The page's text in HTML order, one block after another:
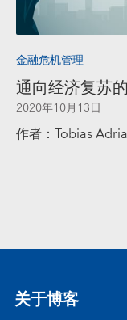
金融危机管理
通向经济复苏
2020年10月13日
作者：Tobias
关于博客